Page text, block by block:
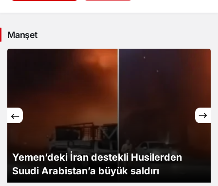
Manşet
Suriye: Şam kırsalında bir otobüsün
patlaması sonucu ilk bilançoya göre iki
kişi hayatını kaybetti